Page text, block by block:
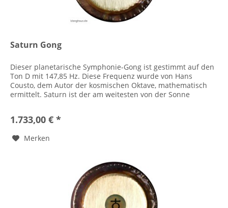
Saturn Gong
Dieser planetarische Symphonie-Gong ist gestimmt auf den
Ton D mit 147,85 Hz. Diese Frequenz wurde von Hans
Cousto, dem Autor der kosmischen Oktave, mathematisch
ermittelt. Saturn ist der am weitesten von der Sonne
1.733,00 € *
Merken